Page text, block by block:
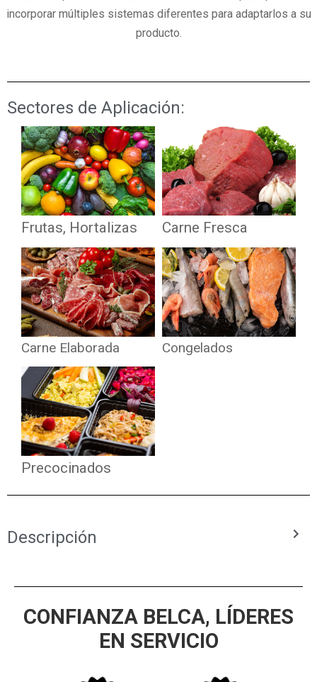
incorporar múltiples sistemas diferentes para adaptarlos a su
producto.
Sectores de Aplicación:
Frutas, Hortalizas Carne Fresca
Carne Elaborada Congelados
Precocinados
Descripción
CONFIANZA BELCA, LÍDERES
EN SERVICIO